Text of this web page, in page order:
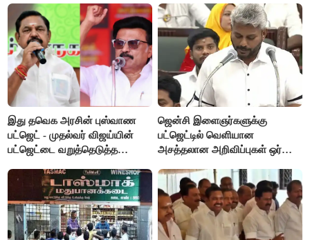
கோரிக்கை!
இது தவெக அரசின் புஸ்வாண
பட்ஜெட் - முதல்வர் விஜய்யின்
பட்ஜெட்டை வறுத்தெடுத்த
ஜென்சி இளைஞர்களுக்கு
பட்ஜெட்டில் வெளியான
அசத்தலான அறிவிப்புகள் ஒர்